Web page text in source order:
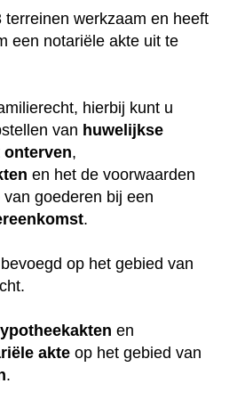
terreinen werkzaam en heeft
een notariële akte uit te
hierbij kunt u
van huwelijkse
onterven,
en het de voorwaarden
goederen bij een
.
op het gebied van
en
akte op het gebied van
.